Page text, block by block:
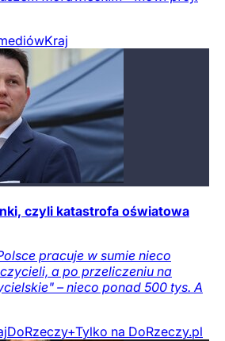
Kraj
czyli katastrofa oświatowa
pracuje w sumie nieco
a po przeliczeniu na
– nieco ponad 500 tys. A
DoRzeczy+Tylko na DoRzeczy.pl